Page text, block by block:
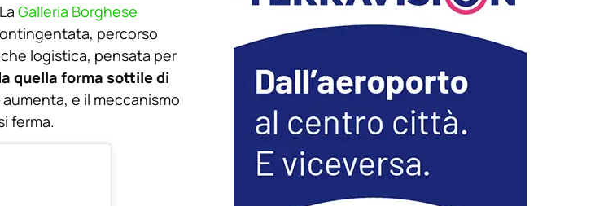
Galleria Borghese
percorso
logistica, pensata per
quella forma sottile di
e il meccanismo
ferma.